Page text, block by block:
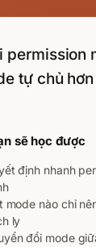
permission
tự chủ
sẽ học được
định nhanh
mode nào chỉ
ly
đổi mode